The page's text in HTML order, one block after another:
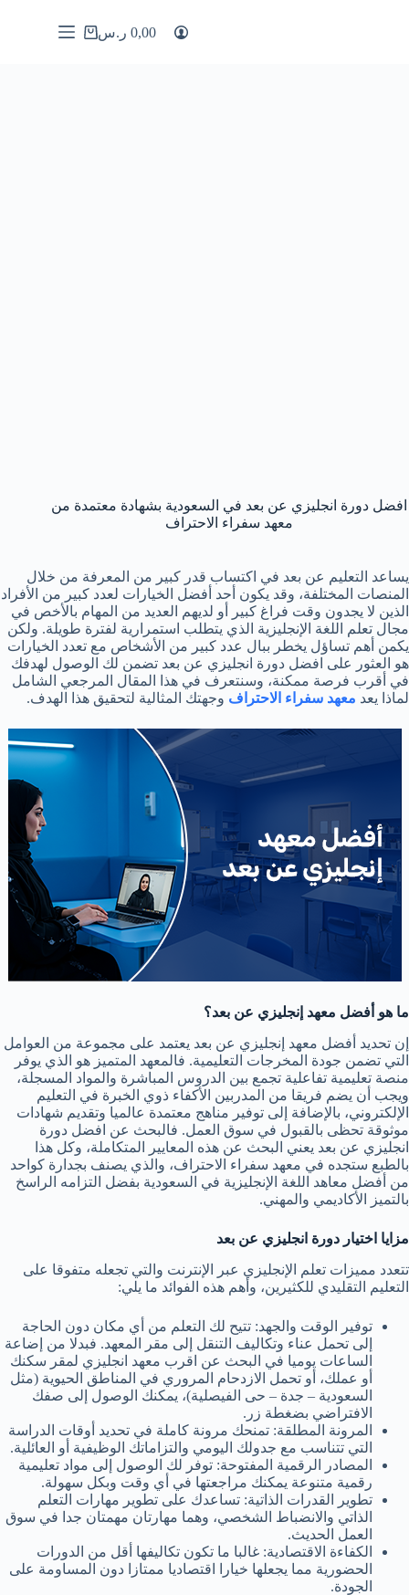
0,00 ر.س
افضل دورة انجليزي عن بعد في السعودية بشهادة معتمدة من
معهد سفراء الاحتراف
يساعد التعليم عن بعد في اكتساب قدر كبير من المعرفة من خلال
المنصات المختلفة، وقد يكون أحد أفضل الخيارات لعدد كبير من الأفراد
الذين لا يجدون وقت فراغ كبير أو لديهم العديد من المهام بالأخص في
مجال تعلم اللغة الإنجليزية الذي يتطلب استمرارية لفترة طويلة. ولكن
يكمن أهم تساؤل يخطر ببال عدد كبير من الأشخاص مع تعدد الخيارات
هو العثور على افضل دورة انجليزي عن بعد تضمن لك الوصول لهدفك
في أقرب فرصة ممكنة، وسنتعرف في هذا المقال المرجعي الشامل
لماذا يعد معهد سفراء الاحتراف وجهتك المثالية لتحقيق هذا الهدف.
ما هو أفضل معهد إنجليزي عن بعد؟
إن تحديد أفضل معهد إنجليزي عن بعد يعتمد على مجموعة من العوامل
التي تضمن جودة المخرجات التعليمية. فالمعهد المتميز هو الذي يوفر
منصة تعليمية تفاعلية تجمع بين الدروس المباشرة والمواد المسجلة،
ويجب أن يضم فريقا من المدربين الأكفاء ذوي الخبرة في التعليم
الإلكتروني، بالإضافة إلى توفير مناهج معتمدة عالميا وتقديم شهادات
موثوقة تحظى بالقبول في سوق العمل. فالبحث عن افضل دورة
انجليزي عن بعد يعني البحث عن هذه المعايير المتكاملة، وكل هذا
بالطبع ستجده في معهد سفراء الاحتراف، والذي يصنف بجدارة كواحد
من أفضل معاهد اللغة الإنجليزية في السعودية بفضل التزامه الراسخ
بالتميز الأكاديمي والمهني.
مزايا اختيار دورة انجليزي عن بعد
تتعدد مميزات تعلم الإنجليزي عبر الإنترنت والتي تجعله متفوقا على
التعليم التقليدي للكثيرين، وأهم هذه الفوائد ما يلي:
توفير الوقت والجهد: تتيح لك التعلم من أي مكان دون الحاجة
إلى تحمل عناء وتكاليف التنقل إلى مقر المعهد. فبدلا من إضاعة
الساعات يوميا في البحث عن اقرب معهد انجليزي لمقر سكنك
أو عملك، أو تحمل الازدحام المروري في المناطق الحيوية (مثل
السعودية – جدة – حى الفيصلية)، يمكنك الوصول إلى صفك
الافتراضي بضغطة زر.
المرونة المطلقة: تمنحك مرونة كاملة في تحديد أوقات الدراسة
التي تتناسب مع جدولك اليومي والتزاماتك الوظيفية أو العائلية.
المصادر الرقمية المفتوحة: توفر لك الوصول إلى مواد تعليمية
رقمية متنوعة يمكنك مراجعتها في أي وقت وبكل سهولة.
تطوير القدرات الذاتية: تساعدك على تطوير مهارات التعلم
الذاتي والانضباط الشخصي، وهما مهارتان مهمتان جدا في سوق
العمل الحديث.
الكفاءة الاقتصادية: غالبا ما تكون تكاليفها أقل من الدورات
الحضورية مما يجعلها خيارا اقتصاديا ممتازا دون المساومة على
الجودة.